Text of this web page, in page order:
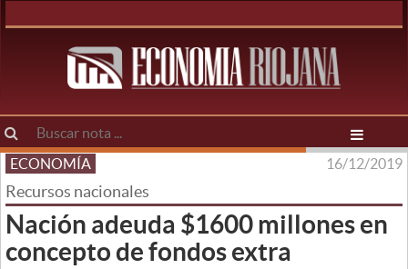
ECONOMÍA 16/12/2019
Recursos nacionales
Nación adeuda $1600 millones en
concepto de fondos extra